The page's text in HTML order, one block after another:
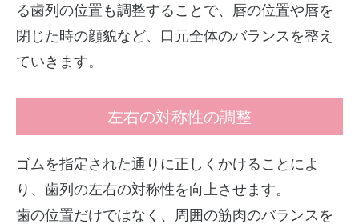
る歯列の位置も調整することで、唇の位置や唇を
閉じた時の顔貌など、口元全体のバランスを整え
ていきます。
左右の対称性の調整
ゴムを指定された通りに正しくかけることによ
り、歯列の左右の対称性を向上させます。
歯の位置だけではなく、周囲の筋肉のバランスを